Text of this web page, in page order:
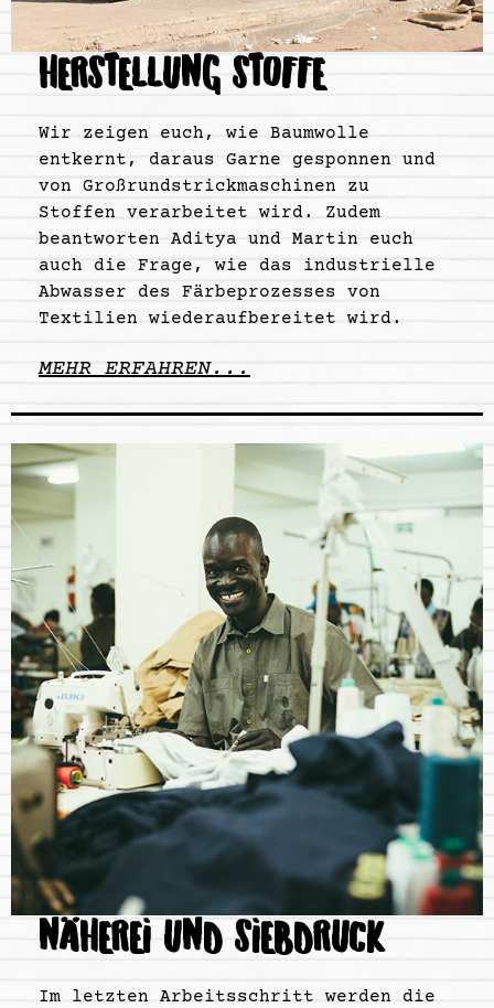
HERSTELLUNG STOFFE
Wir zeigen euch, wie Baumwolle
entkernt, daraus Garne gesponnen und
von Großrundstrickmaschinen zu
Stoffen verarbeitet wird. Zudem
beantworten Aditya und Martin euch
auch die Frage, wie das industrielle
Abwasser des Färbeprozesses von
Textilien wiederaufbereitet wird.
MEHR ERFAHREN...
NÄHEREI UND SIEBDRUCK
Im letzten Arbeitsschritt werden die